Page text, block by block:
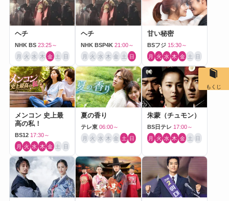
ヘチ
NHK BS 23:25～
月 火 水 木 金 土 日
ヘチ
NHK BSP4K 21:00～
月 火 水 木 金 土 日
甘い秘密
BSフジ 15:30～
月 火 水 木 金 土 日
メンコン 史上最
高の私！
BS12 17:30～
月 火 水 木 金 土 日
夏の香り
テレ東 06:00～
月 火 水 木 金 土 日
朱蒙（チュモン）
BS日テレ 17:00～
月 火 水 木 金 土 日
もくじ